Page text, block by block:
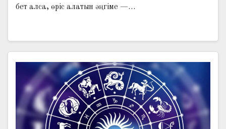
бет алса, өріс алатын әңгіме —…